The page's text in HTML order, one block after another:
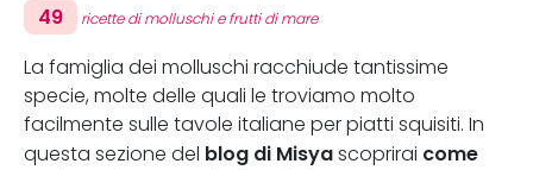
49 ricette di molluschi e frutti di mare
La famiglia dei molluschi racchiude tantissime
specie, molte delle quali le troviamo molto
facilmente sulle tavole italiane per piatti squisiti. In
questa sezione del blog di Misya scoprirai come